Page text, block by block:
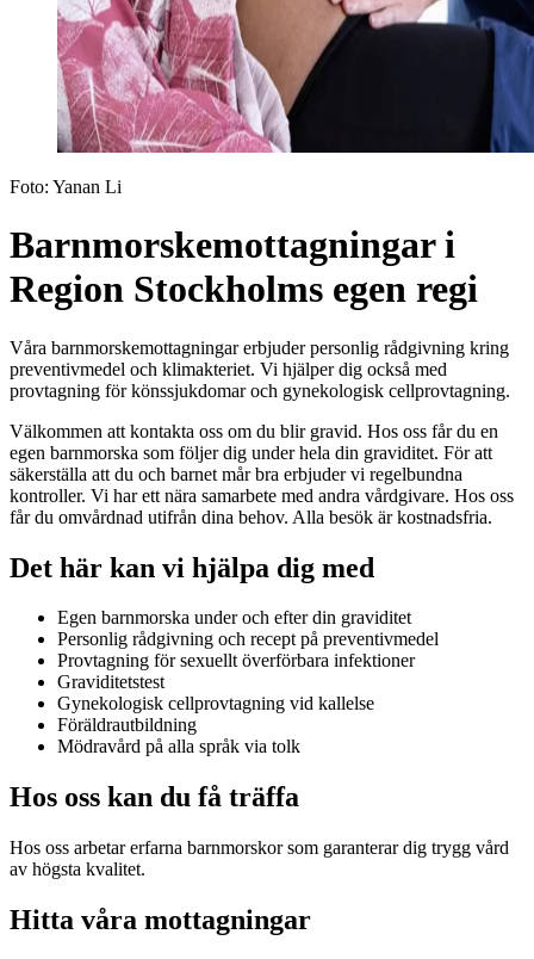
Foto: Yanan Li
Barnmorskemottagningar i
Region Stockholms egen regi
Våra barnmorskemottagningar erbjuder personlig rådgivning kring
preventivmedel och klimakteriet. Vi hjälper dig också med
provtagning för könssjukdomar och gynekologisk cellprovtagning.
Välkommen att kontakta oss om du blir gravid. Hos oss får du en
egen barnmorska som följer dig under hela din graviditet. För att
säkerställa att du och barnet mår bra erbjuder vi regelbundna
kontroller. Vi har ett nära samarbete med andra vårdgivare. Hos oss
får du omvårdnad utifrån dina behov. Alla besök är kostnadsfria.
Det här kan vi hjälpa dig med
Egen barnmorska under och efter din graviditet
Personlig rådgivning och recept på preventivmedel
Provtagning för sexuellt överförbara infektioner
Graviditetstest
Gynekologisk cellprovtagning vid kallelse
Föräldrautbildning
Mödravård på alla språk via tolk
Hos oss kan du få träffa
Hos oss arbetar erfarna barnmorskor som garanterar dig trygg vård
av högsta kvalitet.
Hitta våra mottagningar